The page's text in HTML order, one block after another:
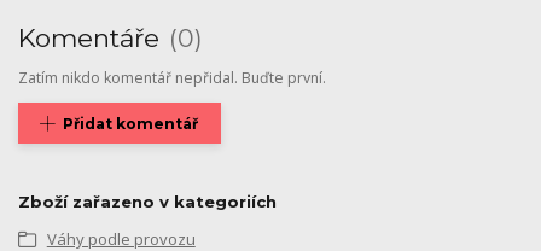
Komentáře 0
Zatím nikdo komentář nepřidal. Buďte první.
Přidat komentář
Zboží zařazeno v kategoriích
Váhy podle provozu